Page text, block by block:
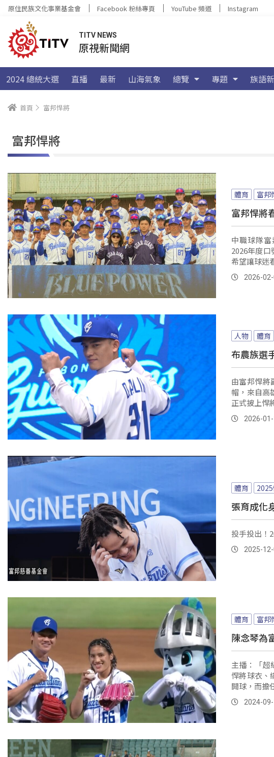
原住民族文化事業基金會 Facebook 粉絲專頁 YouTube 頻道 Instagram
TITV NEWS
原視新聞網
2024 總統大選 直播 最新 山海氣象 總覽 專題 族語
首頁 富邦悍將
富邦悍將
體育 富邦
富邦悍將
中職球隊
2026年度
希望讓球迷
2026-
人物 體育
布農族選
由富邦悍將
帽，來自高
正式披上悍
2026-
體育
張育成化
投手投出！
2025-
體育 富邦
陳念琴為
主播：「超級E
悍將球衣、
開球，而擔
2024-